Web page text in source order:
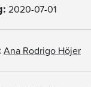
2020-07-01
Ana Rodrigo Höjer